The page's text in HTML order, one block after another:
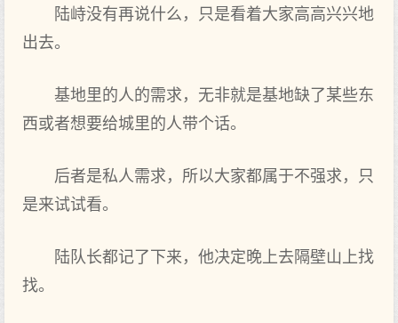
陆峙没有再说什么，只是看着大家高高兴兴地
出去。
基地里的人的需求，无非就是基地缺了某些东
西或者想要给城里的人带个话。
后者是私人需求，所以大家都属于不强求，只
是来试试看。
陆队长都记了下来，他决定晚上去隔壁山上找
找。